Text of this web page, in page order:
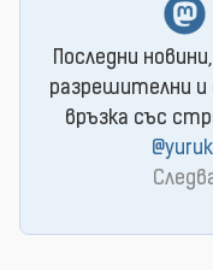
Последни
разрешителни
връзка със